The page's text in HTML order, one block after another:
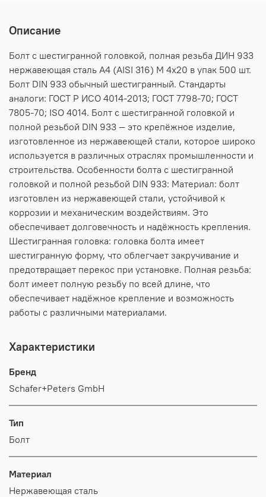
Описание
Болт с шестигранной головкой, полная резьба ДИН 933
нержавеющая сталь А4 (AISI 316) M 4х20 в упак 500 шт.
Болт DIN 933 обычный шестигранный. Стандарты
аналоги: ГОСТ Р ИСО 4014-2013; ГОСТ 7798-70; ГОСТ
7805-70; ISO 4014. Болт с шестигранной головкой и
полной резьбой DIN 933 — это крепёжное изделие,
изготовленное из нержавеющей стали, которое широко
используется в различных отраслях промышленности и
строительства. Особенности болта с шестигранной
головкой и полной резьбой DIN 933: Материал: болт
изготовлен из нержавеющей стали, устойчивой к
коррозии и механическим воздействиям. Это
обеспечивает долговечность и надёжность крепления.
Шестигранная головка: головка болта имеет
шестигранную форму, что облегчает закручивание и
предотвращает перекос при установке. Полная резьба:
болт имеет полную резьбу по всей длине, что
обеспечивает надёжное крепление и возможность
работы с различными материалами.
Характеристики
Бренд
Schafer+Peters GmbH
Тип
Болт
Материал
Нержавеющая сталь